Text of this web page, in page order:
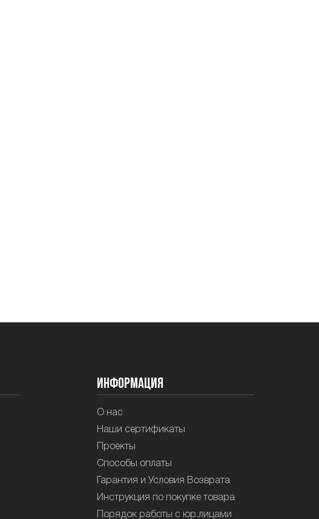
Информация
О нас
Наши сертификаты
Проекты
Способы оплаты
Гарантия и Условия Возврата
Инструкция по покупке товара
Порядок работы с юр.лицами